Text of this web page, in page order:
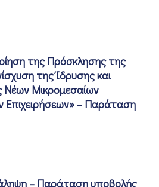
της Πρόσκλησης της
της Ίδρυσης και
Νέων Μικρομεσαίων
Επιχειρήσεων» – Παράταση
– Παράταση υποβολής